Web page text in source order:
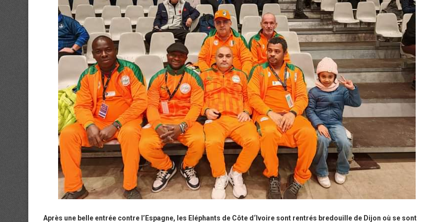
Après une belle entrée contre l’Espagne, les Eléphants de Côte d‘Ivoire sont rentrés bredouille de Dijon où se sont